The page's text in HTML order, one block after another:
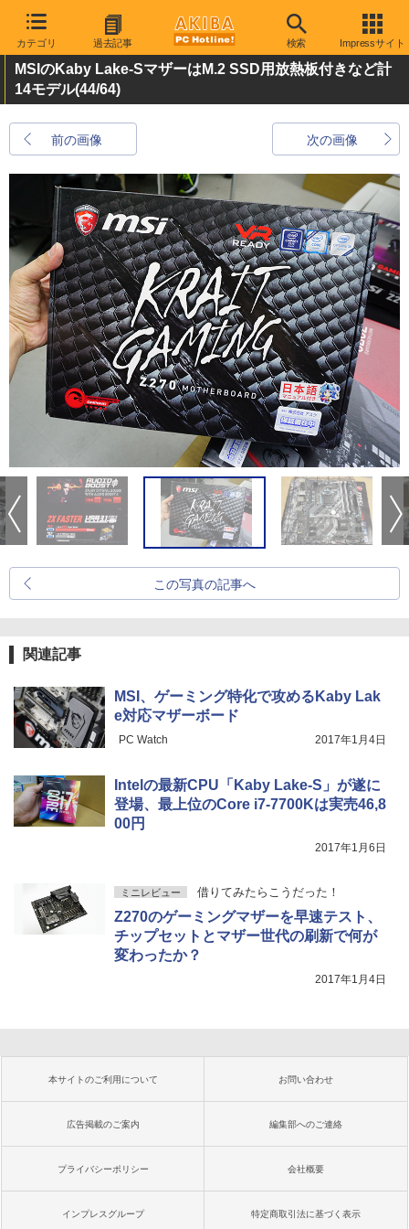
カテゴリ 過去記事 検索 Impressサイト
MSIのKaby Lake-SマザーはM.2 SSD用放熱板付きなど計
14モデル(44/64)
前の画像 次の画像
この写真の記事へ
関連記事
MSI、ゲーミング特化で攻めるKaby Lak
e対応マザーボード
PC Watch 2017年1月4日
Intelの最新CPU「Kaby Lake-S」が遂に
登場、最上位のCore i7-7700Kは実売46,8
00円
2017年1月6日
ミニレビュー 借りてみたらこうだった！
Z270のゲーミングマザーを早速テスト、
チップセットとマザー世代の刷新で何が
変わったか？
2017年1月4日
本サイトのご利用について お問い合わせ
広告掲載のご案内 編集部へのご連絡
プライバシーポリシー 会社概要
インプレスグループ 特定商取引法に基づく表示